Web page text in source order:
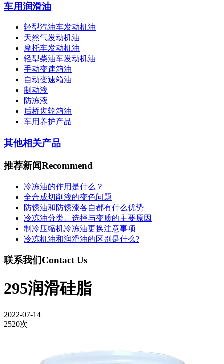
车用润滑油
轻型汽油车发动机油
天然气发动机油
摩托车发动机油
轻型柴油车发动机油
手动变速箱油
自动变速箱油
制动液
防冻液
后桥齿轮箱油
车用养护产品
其他相关产品
推荐新闻Recommend
冷冻油的作用是什么？
全合成切削液的变色问题
防锈油和防锈漆各自都有什么优势
冷冻油分类、选择与变质的主要原因
制冷压缩机冷冻油更换注意事项
冷冻机油和润滑油的区别是什么?
联系我们Contact Us
295润滑硅脂
2022-07-14
2520次